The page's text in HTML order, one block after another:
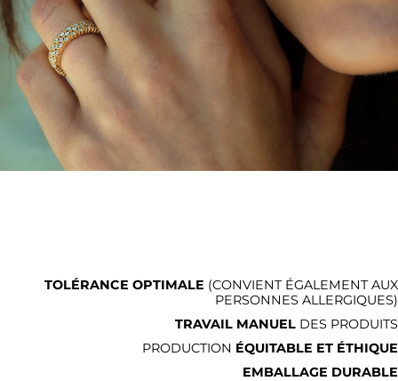
TOLÉRANCE OPTIMALE (CONVIENT ÉGALEMENT AUX
PERSONNES ALLERGIQUES)
TRAVAIL MANUEL DES PRODUITS
PRODUCTION ÉQUITABLE ET ÉTHIQUE
EMBALLAGE DURABLE